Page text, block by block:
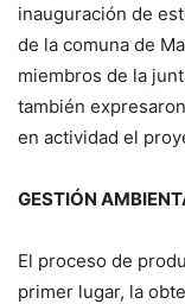
inauguración de
de la comuna de
miembros de la
también
en actividad el
GESTIÓN
El proceso de
primer lugar, la